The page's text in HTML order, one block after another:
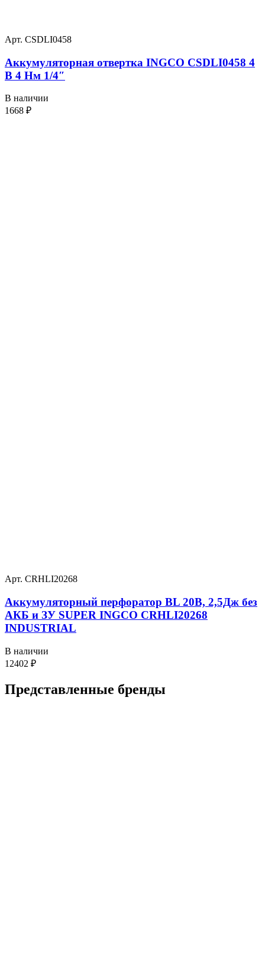
Арт. CSDLI0458
Аккумуляторная отвертка INGCO CSDLI0458 4
В 4 Нм 1/4″
В наличии
1668 ₽
Арт. CRHLI20268
Аккумуляторный перфоратор BL 20В, 2,5Дж без
АКБ и ЗУ SUPER INGCO CRHLI20268
INDUSTRIAL
В наличии
12402 ₽
Представленные бренды